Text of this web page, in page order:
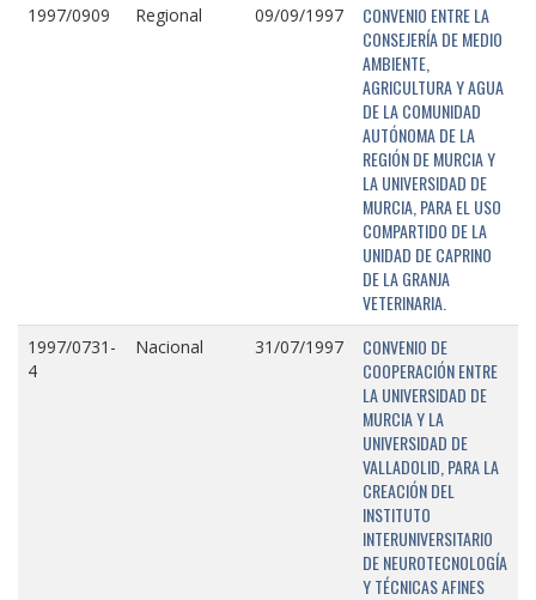
1997/0909 Regional 09/09/1997
CONVENIO ENTRE LA
CONSEJERÍA DE MEDIO
AMBIENTE,
AGRICULTURA Y AGUA
DE LA COMUNIDAD
AUTÓNOMA DE LA
REGIÓN DE MURCIA Y
LA UNIVERSIDAD DE
MURCIA, PARA EL USO
COMPARTIDO DE LA
UNIDAD DE CAPRINO
DE LA GRANJA
VETERINARIA.
1997/0731-
4
Nacional 31/07/1997
CONVENIO DE
COOPERACIÓN ENTRE
LA UNIVERSIDAD DE
MURCIA Y LA
UNIVERSIDAD DE
VALLADOLID, PARA LA
CREACIÓN DEL
INSTITUTO
INTERUNIVERSITARIO
DE NEUROTECNOLOGÍA
Y TÉCNICAS AFINES